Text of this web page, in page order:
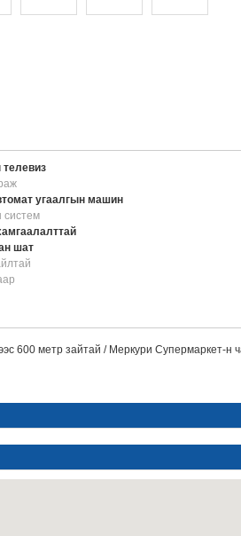
угаалгын машин
шат
600 метр зайтай / Меркури Супермаркет-н